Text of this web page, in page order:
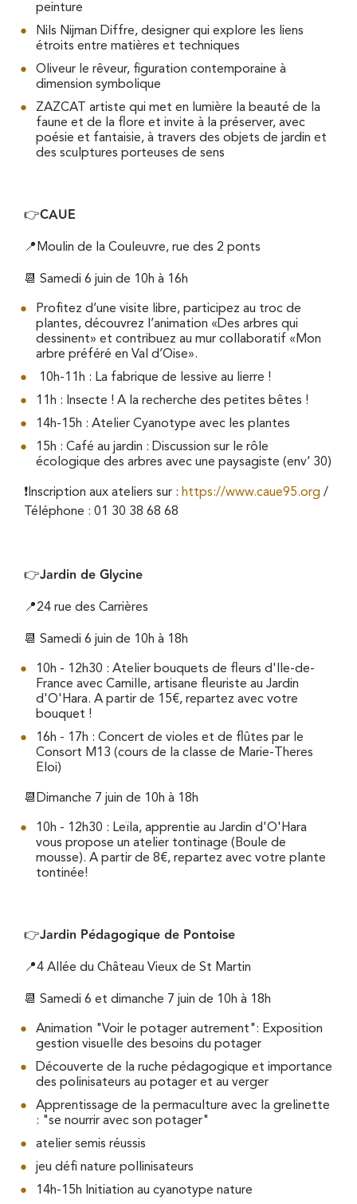
peinture
Nils Nijman Diffre, designer qui explore les liens
étroits entre matières et techniques
Oliveur le rêveur, figuration contemporaine à
dimension symbolique
ZAZCAT artiste qui met en lumière la beauté de la
faune et de la flore et invite à la préserver, avec
poésie et fantaisie, à travers des objets de jardin et
des sculptures porteuses de sens
👉CAUE
📍Moulin de la Couleuvre, rue des 2 ponts
📆 Samedi 6 juin de 10h à 16h
Profitez d’une visite libre, participez au troc de
plantes, découvrez l’animation «Des arbres qui
dessinent» et contribuez au mur collaboratif «Mon
arbre préféré en Val d’Oise».
10h-11h : La fabrique de lessive au lierre !
11h : Insecte ! A la recherche des petites bêtes !
14h-15h : Atelier Cyanotype avec les plantes
15h : Café au jardin : Discussion sur le rôle
écologique des arbres avec une paysagiste (env’ 30)
❗Inscription aux ateliers sur : https://www.caue95.org /
Téléphone : 01 30 38 68 68
👉Jardin de Glycine
📍24 rue des Carrières
📆 Samedi 6 juin de 10h à 18h
10h - 12h30 : Atelier bouquets de fleurs d'Ile-de-
France avec Camille, artisane fleuriste au Jardin
d'O'Hara. A partir de 15€, repartez avec votre
bouquet !
16h - 17h : Concert de violes et de flûtes par le
Consort M13 (cours de la classe de Marie-Theres
Eloi)
📆Dimanche 7 juin de 10h à 18h
10h - 12h30 : Leïla, apprentie au Jardin d'O'Hara
vous propose un atelier tontinage (Boule de
mousse). A partir de 8€, repartez avec votre plante
tontinée!
👉Jardin Pédagogique de Pontoise
📍4 Allée du Château Vieux de St Martin
📆 Samedi 6 et dimanche 7 juin de 10h à 18h
Animation "Voir le potager autrement": Exposition
gestion visuelle des besoins du potager
Découverte de la ruche pédagogique et importance
des polinisateurs au potager et au verger
Apprentissage de la permaculture avec la grelinette
: "se nourrir avec son potager"
atelier semis réussis
jeu défi nature pollinisateurs
14h-15h Initiation au cyanotype nature